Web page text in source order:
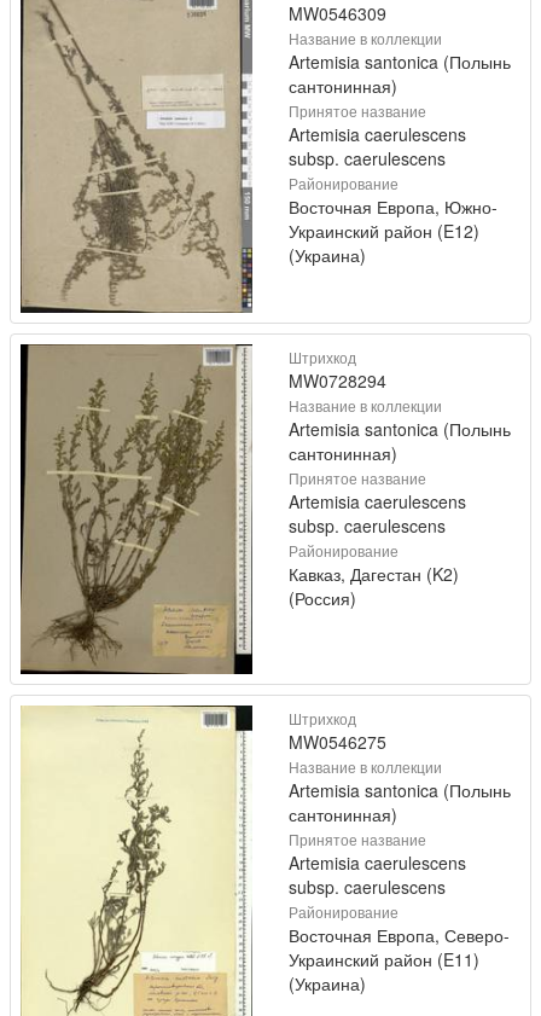
MW0546309
Название в коллекции
Artemisia santonica (Полынь
сантонинная)
Принятое название
Artemisia caerulescens
subsp. caerulescens
Районирование
Восточная Европа, Южно-
Украинский район (E12)
(Украина)
Штрихкод
MW0728294
Название в коллекции
Artemisia santonica (Полынь
сантонинная)
Принятое название
Artemisia caerulescens
subsp. caerulescens
Районирование
Кавказ, Дагестан (K2)
(Россия)
Штрихкод
MW0546275
Название в коллекции
Artemisia santonica (Полынь
сантонинная)
Принятое название
Artemisia caerulescens
subsp. caerulescens
Районирование
Восточная Европа, Северо-
Украинский район (E11)
(Украина)